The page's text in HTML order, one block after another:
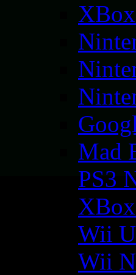
Mad
PS3
Wii
Wii